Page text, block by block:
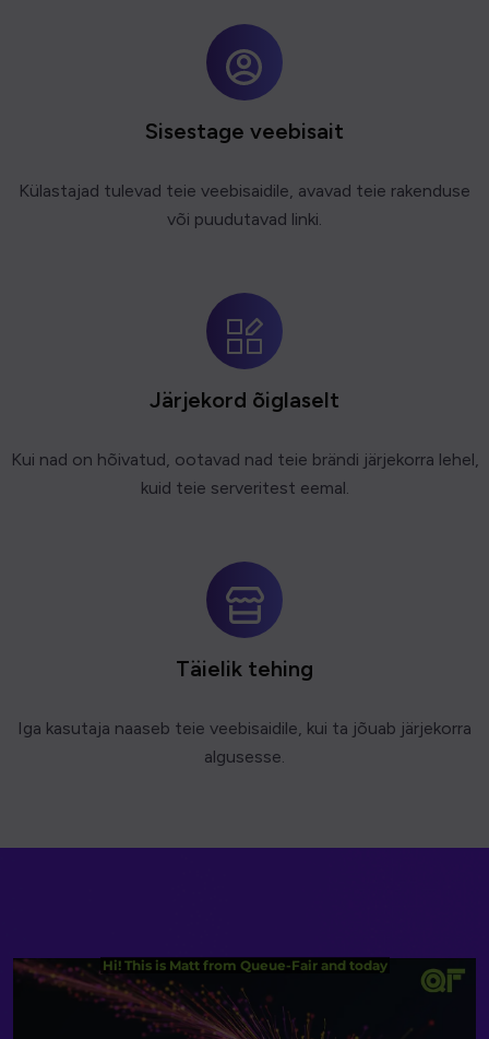
Sisestage veebisait
Külastajad tulevad teie veebisaidile, avavad teie rakenduse
või puudutavad linki.
Järjekord õiglaselt
Kui nad on hõivatud, ootavad nad teie brändi järjekorra lehel,
kuid teie serveritest eemal.
Täielik tehing
Iga kasutaja naaseb teie veebisaidile, kui ta jõuab järjekorra
algusesse.